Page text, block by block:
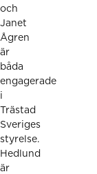
och
Janet
Ågren
är
båda
engagerade
i
Trästad
Sveriges
styrelse.
Hedlund
är